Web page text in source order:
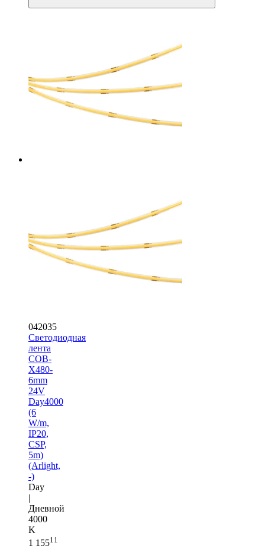
042035
Светодиодная
лента
COB-
X480-
6mm
24V
Day4000
(6
W/m,
IP20,
CSP,
5m)
(Arlight,
-)
Day
|
Дневной
4000
K
1 15511